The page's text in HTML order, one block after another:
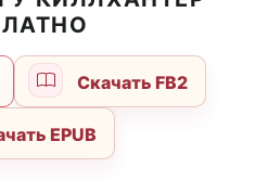
Скачать FB2
EPUB